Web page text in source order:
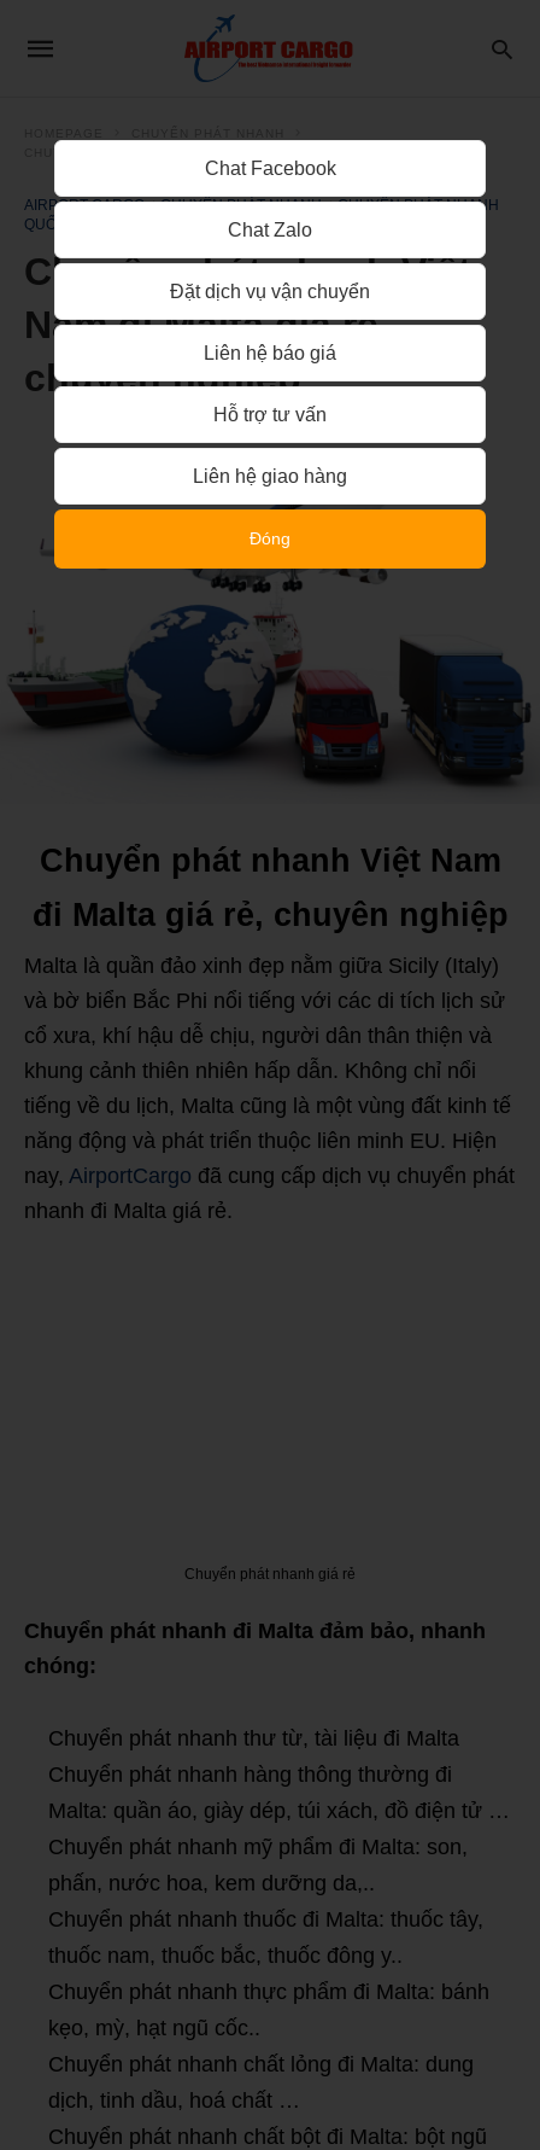
AIRPORT CARGO CHUYỂN PHÁT NHANH
CHUYỂN PHÁT NHANH
QUỐC TẾ
Chuyển phát nhanh Việt
Nam đi Malta giá rẻ,
chuyên nghiệp
Chuyển phát nhanh Việt Nam
đi Malta giá rẻ, chuyên nghiệp
Malta là quần đảo xinh đẹp nằm giữa Sicily (Italy)
và bờ biển Bắc Phi nổi tiếng với các di tích lịch sử
cổ xưa, khí hậu dễ chịu, người dân thân thiện và
khung cảnh thiên nhiên hấp dẫn. Không chỉ nổi
tiếng về du lịch, Malta cũng là một vùng đất kinh tế
năng động và phát triển thuộc liên minh EU. Hiện
nay, AirportCargo đã cung cấp dịch vụ chuyển phát
nhanh đi Malta giá rẻ.
Chuyển phát nhanh giá rẻ
Chuyển phát nhanh đi Malta đảm bảo, nhanh
chóng:
Chuyển phát nhanh thư từ, tài liệu đi Malta
Chuyển phát nhanh hàng thông thường đi
Malta: quần áo, giày dép, túi xách, đồ điện tử …
Chuyển phát nhanh mỹ phẩm đi Malta: son,
phấn, nước hoa, kem dưỡng da,..
Chuyển phát nhanh thuốc đi Malta: thuốc tây,
thuốc nam, thuốc bắc, thuốc đông y..
Chuyển phát nhanh thực phẩm đi Malta: bánh
kẹo, mỳ, hạt ngũ cốc..
Chuyển phát nhanh chất lỏng đi Malta: dung
dịch, tinh dầu, hoá chất …
Chuyển phát nhanh chất bột đi Malta: bột ngũ
Chat Facebook
Chat Zalo
Đặt dịch vụ vận chuyển
Liên hệ báo giá
Hỗ trợ tư vấn
Liên hệ giao hàng
Đóng